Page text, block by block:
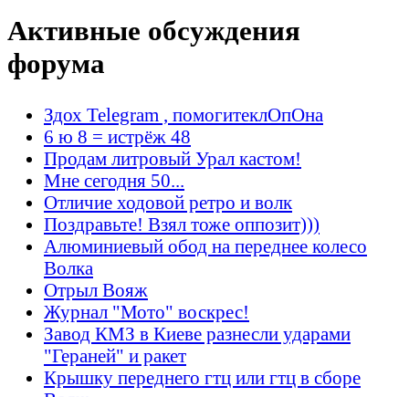
Активные обсуждения
форума
Здох Telegram , помогитеклОпОна
6 ю 8 = истрёж 48
Продам литровый Урал кастом!
Мне сегодня 50...
Отличие ходовой ретро и волк
Поздравьте! Взял тоже оппозит)))
Алюминиевый обод на переднее колесо
Волка
Отрыл Вояж
Журнал "Мото" воскрес!
Завод КМЗ в Киеве разнесли ударами
"Гераней" и ракет
Крышку переднего гтц или гтц в сборе